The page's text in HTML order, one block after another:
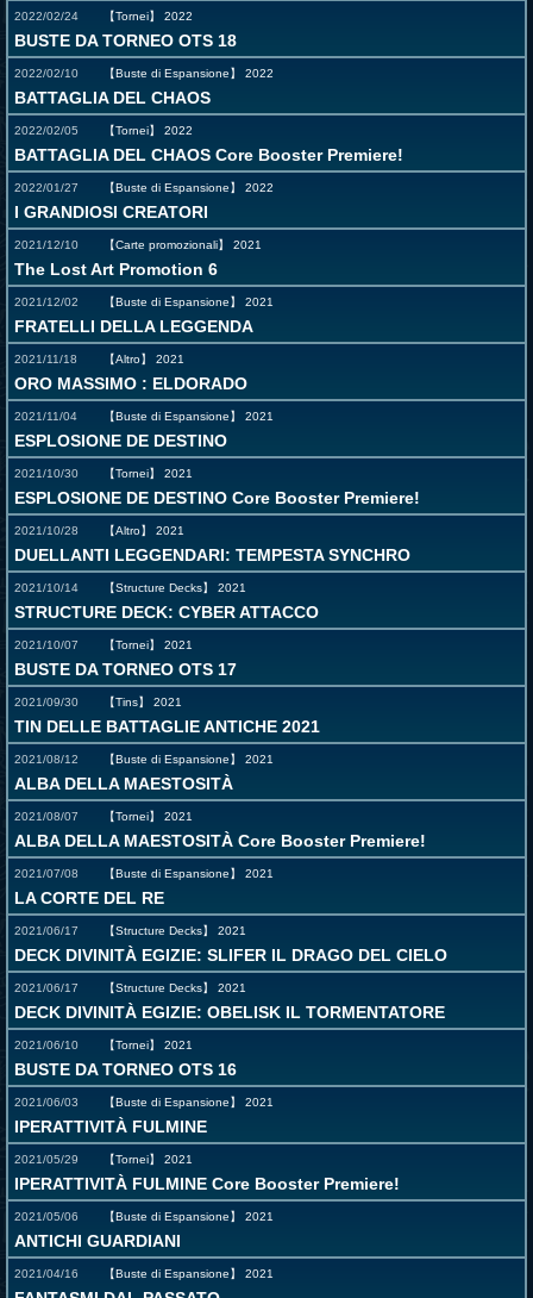
2022/02/24 【Tornei】 2022
BUSTE DA TORNEO OTS 18
2022/02/10 【Buste di Espansione】 2022
BATTAGLIA DEL CHAOS
2022/02/05 【Tornei】 2022
BATTAGLIA DEL CHAOS Core Booster Premiere!
2022/01/27 【Buste di Espansione】 2022
I GRANDIOSI CREATORI
2021/12/10 【Carte promozionali】 2021
The Lost Art Promotion 6
2021/12/02 【Buste di Espansione】 2021
FRATELLI DELLA LEGGENDA
2021/11/18 【Altro】 2021
ORO MASSIMO : ELDORADO
2021/11/04 【Buste di Espansione】 2021
ESPLOSIONE DE DESTINO
2021/10/30 【Tornei】 2021
ESPLOSIONE DE DESTINO Core Booster Premiere!
2021/10/28 【Altro】 2021
DUELLANTI LEGGENDARI: TEMPESTA SYNCHRO
2021/10/14 【Structure Decks】 2021
STRUCTURE DECK: CYBER ATTACCO
2021/10/07 【Tornei】 2021
BUSTE DA TORNEO OTS 17
2021/09/30 【Tins】 2021
TIN DELLE BATTAGLIE ANTICHE 2021
2021/08/12 【Buste di Espansione】 2021
ALBA DELLA MAESTOSITÀ
2021/08/07 【Tornei】 2021
ALBA DELLA MAESTOSITÀ Core Booster Premiere!
2021/07/08 【Buste di Espansione】 2021
LA CORTE DEL RE
2021/06/17 【Structure Decks】 2021
DECK DIVINITÀ EGIZIE: SLIFER IL DRAGO DEL CIELO
2021/06/17 【Structure Decks】 2021
DECK DIVINITÀ EGIZIE: OBELISK IL TORMENTATORE
2021/06/10 【Tornei】 2021
BUSTE DA TORNEO OTS 16
2021/06/03 【Buste di Espansione】 2021
IPERATTIVITÀ FULMINE
2021/05/29 【Tornei】 2021
IPERATTIVITÀ FULMINE Core Booster Premiere!
2021/05/06 【Buste di Espansione】 2021
ANTICHI GUARDIANI
2021/04/16 【Buste di Espansione】 2021